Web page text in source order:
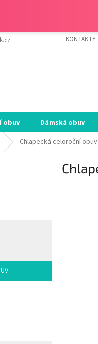
KONTAKTY
obuv Dámská obuv
.Chlapecká celoroční obuv